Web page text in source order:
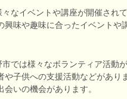
なイベントや講座が開催され
味や趣味に合ったイベント
では様々なボランティア活動
子供への支援活動などがあ
いの機会があります。